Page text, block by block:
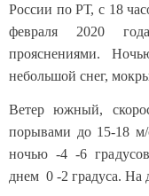
России по РТ, с 18
февраля 2020
прояснениями.
небольшой снег,
Ветер южный,
порывами до 15-18 м/
ночью -4 -6
днем 0 -2 градуса. На